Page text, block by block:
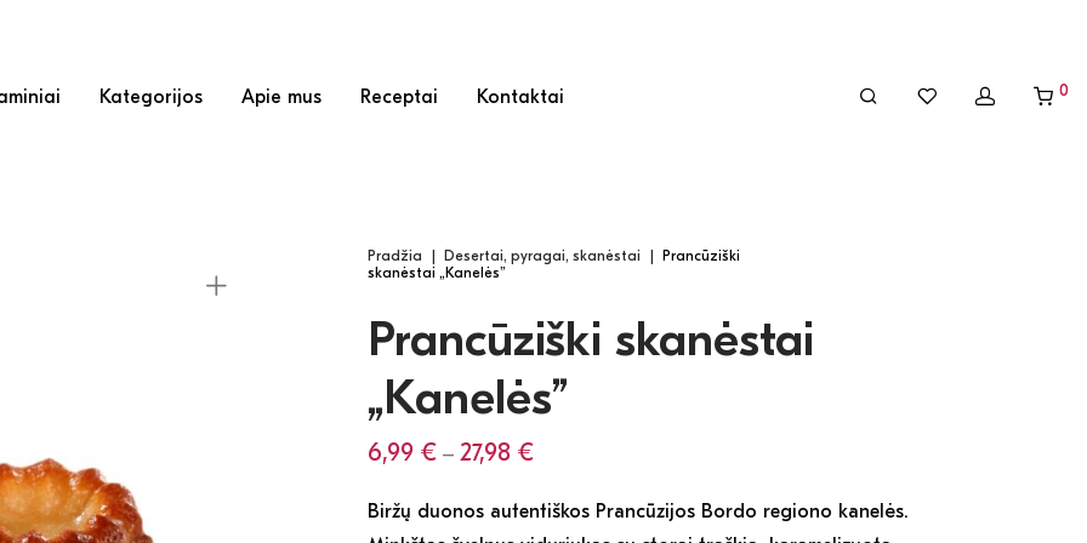
Kategorijos Apie mus Receptai Kontaktai 0
Pradžia Desertai, pyragai, skanėstai
Prancūziški
skanėstai „Kanelės”
Prancūziški skanėstai
„Kanelės”
6,99 € – 27,98 €
Biržų duonos autentiškos Prancūzijos Bordo regiono kanelės.